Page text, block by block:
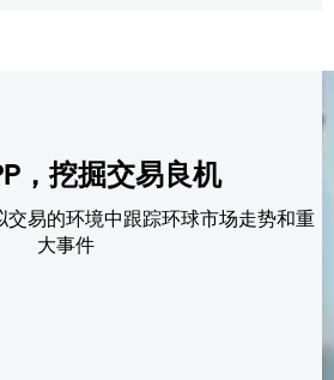
，挖掘交易良机
交易的环境中跟踪环球市场走势和重
大事件